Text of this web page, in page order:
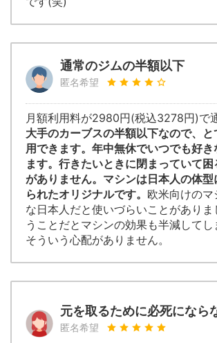
通常のジムの半額以下
匿名希望
月額利用料が2980円(税込3278円)で
大手のカーブスの半額以下なので、と
用できます。年中無休でいつでも好き
ます。行きたいときに閉まっていて困
がありません。マシンは日本人の体
られたオリジナルです。 欧米向けの
な日本人だと使いづらいことがありま
うことだとマシンの効果も半減してし
そういう心配がありません。
元を取るために必死になら
匿名希望